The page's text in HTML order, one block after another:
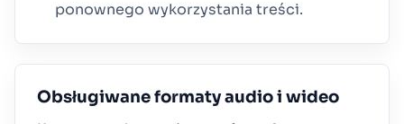
ponownego wykorzystania treści.
Obsługiwane formaty audio i wideo